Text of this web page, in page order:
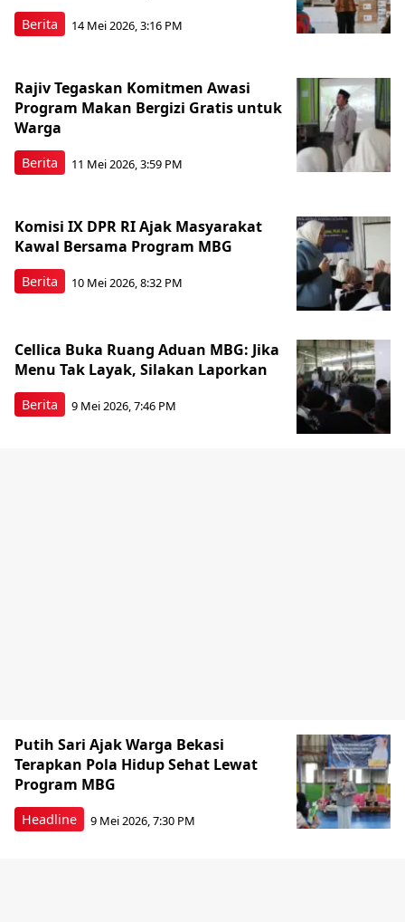
Berita 14 Mei 2026, 3:16 PM
Berita
Rajiv Tegaskan Komitmen Awasi
Program Makan Bergizi Gratis untuk
Warga
11 Mei 2026, 3:59 PM
Berita
Komisi IX DPR RI Ajak Masyarakat
Kawal Bersama Program MBG
10 Mei 2026, 8:32 PM
Berita
Cellica Buka Ruang Aduan MBG: Jika
Menu Tak Layak, Silakan Laporkan
9 Mei 2026, 7:46 PM
Headline
Putih Sari Ajak Warga Bekasi
Terapkan Pola Hidup Sehat Lewat
Program MBG
9 Mei 2026, 7:30 PM